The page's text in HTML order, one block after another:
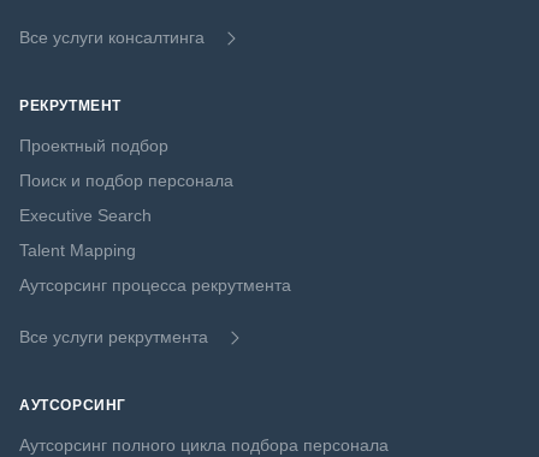
Все услуги консалтинга
РЕКРУТМЕНТ
Проектный подбор
Поиск и подбор персонала
Executive Search
Talent Mapping
Аутсорсинг процесса рекрутмента
Все услуги рекрутмента
АУТСОРСИНГ
Аутсорсинг полного цикла подбора персонала